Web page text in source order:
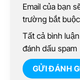
Email của bạn
trường bắt
Tất cả bình
đánh dấu spam